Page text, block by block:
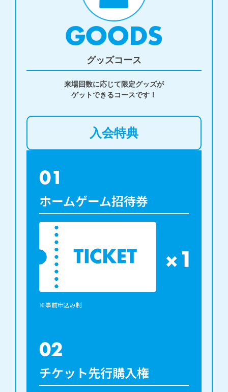
GOODS
グッズコース
来場回数に応じて限定グッズが
ゲットできるコースです！
入会特典
01
ホームゲーム招待券
※事前申込み制
02
チケット先行購入権